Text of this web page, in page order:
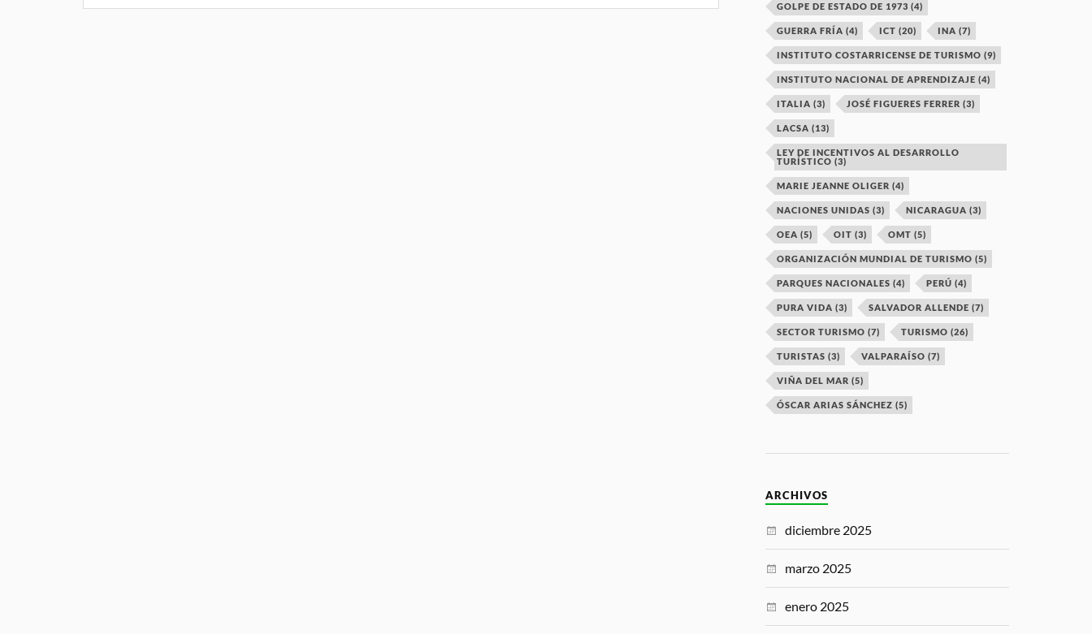
GOLPE DE ESTADO DE 1973 (4)
GUERRA FRÍA (4) ICT (20) INA (7)
INSTITUTO COSTARRICENSE DE TURISMO (9)
INSTITUTO NACIONAL DE APRENDIZAJE (4)
ITALIA (3) JOSÉ FIGUERES FERRER (3)
LACSA (13)
LEY DE INCENTIVOS AL DESARROLLO
TURÍSTICO (3)
MARIE JEANNE OLIGER (4)
NACIONES UNIDAS (3) NICARAGUA (3)
OEA (5) OIT (3) OMT (5)
ORGANIZACIÓN MUNDIAL DE TURISMO (5)
PARQUES NACIONALES (4) PERÚ (4)
PURA VIDA (3) SALVADOR ALLENDE (7)
SECTOR TURISMO (7) TURISMO (26)
TURISTAS (3) VALPARAÍSO (7)
VIÑA DEL MAR (5)
ÓSCAR ARIAS SÁNCHEZ (5)
ARCHIVOS
diciembre 2025
marzo 2025
enero 2025